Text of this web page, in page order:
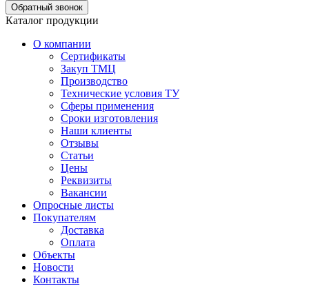
Каталог продукции
О компании
Сертификаты
Закуп ТМЦ
Производство
Технические условия ТУ
Сферы применения
Сроки изготовления
Наши клиенты
Отзывы
Статьи
Цены
Реквизиты
Вакансии
Опросные листы
Покупателям
Доставка
Оплата
Объекты
Новости
Контакты